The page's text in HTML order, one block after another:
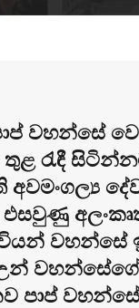
වහන්සේ
රැඳී
අවමංගල්‍ය
වහන්සේ
පාප්